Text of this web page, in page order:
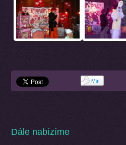
Dále nabízíme